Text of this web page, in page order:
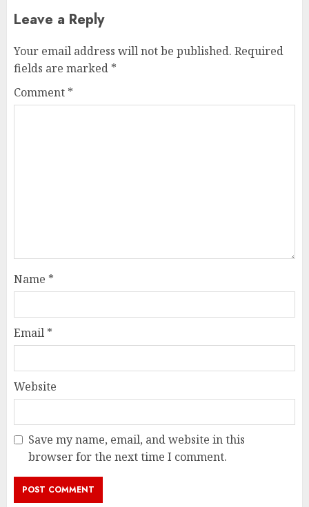
Leave a Reply
Your email address will not be published. Required
fields are marked *
Comment *
Name *
Email *
Website
Save my name, email, and website in this
browser for the next time I comment.